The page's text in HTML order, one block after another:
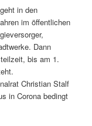
in den
im öffentlichen
Dann
bis am 1.
Christian Stalf
in Corona bedingt